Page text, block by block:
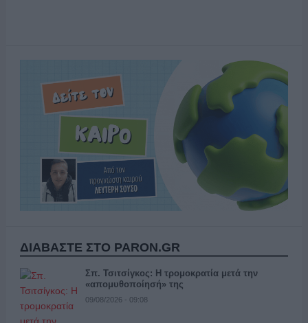
ΔΙΑΒΑΣΤΕ ΣΤΟ PARON.GR
Σπ. Τσιτσίγκος: Η τρομοκρατία μετά την
«απομυθοποίησή» της
09/08/2026 - 09:08